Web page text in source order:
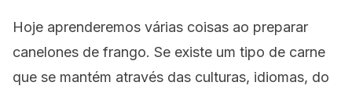
Hoje aprenderemos várias coisas ao preparar
canelones de frango. Se existe um tipo de carne
que se mantém através das culturas, idiomas, do